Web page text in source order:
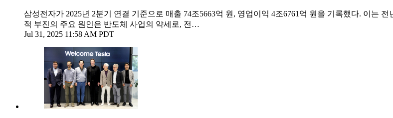
삼성전자가 2025년 2분기 연결 기준으로 매출 74조5663억 원, 영업이익 4조6761억 원을 기록했다. 이는
적 부진의 주요 원인은 반도체 사업의 약세로, 전…
Jul 31, 2025 11:58 AM PDT